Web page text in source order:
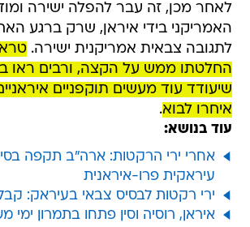
לאחר מכן, זה עבר להפלה ישירה
האמריקני בידי איראן, שרק ברגע
לתגובה צבאית אמריקנית ישירה.
החלטתו ממש על הקצה, ורבים ראו
שיעודד עוד מעשים תוקפניים
איחרו לבוא.
עוד בנושא:
אחרי ירי הרקטות: ארה"ב תקפה
עיראקית פרו-איראנית
ירי רקטות לבסיס צבאי בעיראק:
איראן, רוסיה וסין פתחו בתמרון